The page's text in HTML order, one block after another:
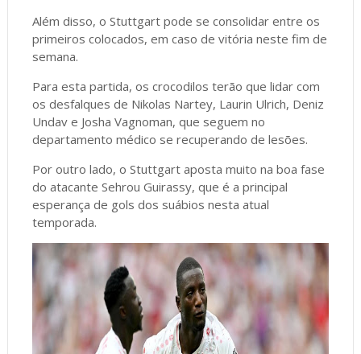
Além disso, o Stuttgart pode se consolidar entre os
primeiros colocados, em caso de vitória neste fim de
semana.
Para esta partida, os crocodilos terão que lidar com
os desfalques de Nikolas Nartey, Laurin Ulrich, Deniz
Undav e Josha Vagnoman, que seguem no
departamento médico se recuperando de lesões.
Por outro lado, o Stuttgart aposta muito na boa fase
do atacante Sehrou Guirassy, que é a principal
esperança de gols dos suábios nesta atual
temporada.